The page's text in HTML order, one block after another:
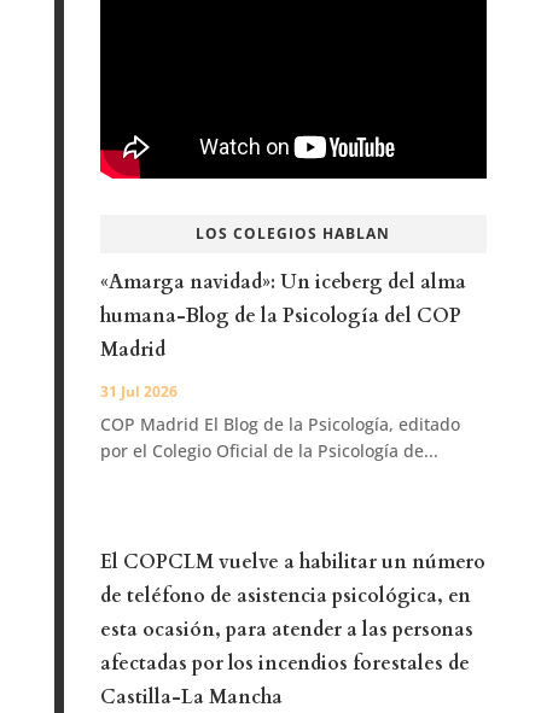
LOS COLEGIOS HABLAN
«Amarga navidad»: Un iceberg del alma
humana-Blog de la Psicología del COP
Madrid
31 Jul 2026
COP Madrid El Blog de la Psicología, editado
por el Colegio Oficial de la Psicología de...
El COPCLM vuelve a habilitar un número
de teléfono de asistencia psicológica, en
esta ocasión, para atender a las personas
afectadas por los incendios forestales de
Castilla-La Mancha